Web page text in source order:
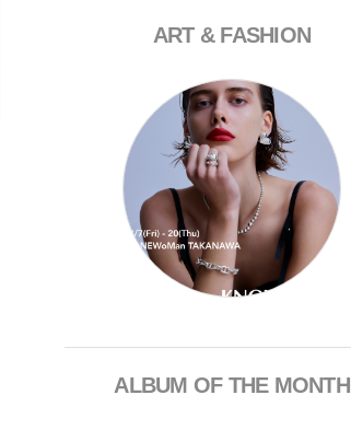
ART & FASHION
ALBUM OF THE MONTH